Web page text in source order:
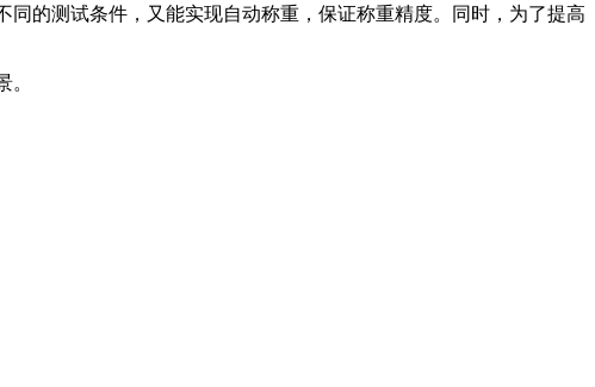
的测试条件，又能实现自动称重，保证称重精度。同时，为了提高